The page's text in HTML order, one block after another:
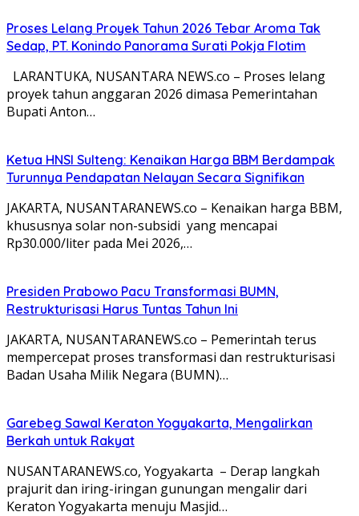
Proses Lelang Proyek Tahun 2026 Tebar Aroma Tak
Sedap, PT. Konindo Panorama Surati Pokja Flotim
LARANTUKA, NUSANTARA NEWS.co – Proses lelang
proyek tahun anggaran 2026 dimasa Pemerintahan
Bupati Anton…
Ketua HNSI Sulteng: Kenaikan Harga BBM Berdampak
Turunnya Pendapatan Nelayan Secara Signifikan
JAKARTA, NUSANTARANEWS.co – Kenaikan harga BBM,
khususnya solar non-subsidi yang mencapai
Rp30.000/liter pada Mei 2026,…
Presiden Prabowo Pacu Transformasi BUMN,
Restrukturisasi Harus Tuntas Tahun Ini
JAKARTA, NUSANTARANEWS.co – Pemerintah terus
mempercepat proses transformasi dan restrukturisasi
Badan Usaha Milik Negara (BUMN)…
Garebeg Sawal Keraton Yogyakarta, Mengalirkan
Berkah untuk Rakyat
NUSANTARANEWS.co, Yogyakarta – Derap langkah
prajurit dan iring-iringan gunungan mengalir dari
Keraton Yogyakarta menuju Masjid…